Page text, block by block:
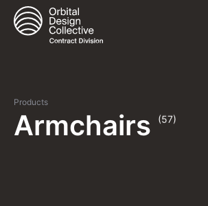
Products
Armchairs (57)